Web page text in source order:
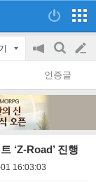
공
on/off
검
색
글
쓰
인증글
‘Z-Road’ 진행
16:03:03